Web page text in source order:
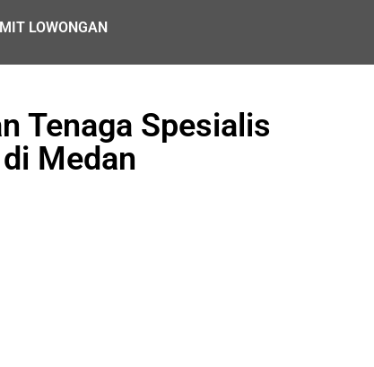
LOWONGAN
Tenaga Spesialis
Medan